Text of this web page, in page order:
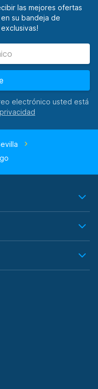
las mejores ofertas
su bandeja de
electrónico usted está